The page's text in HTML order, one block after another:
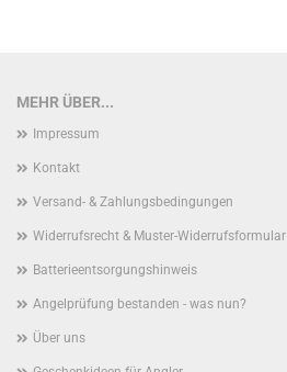
MEHR ÜBER...
Impressum
Kontakt
Versand- & Zahlungsbedingungen
Widerrufsrecht & Muster-Widerrufsformular
Batterieentsorgungshinweis
Angelprüfung bestanden - was nun?
Über uns